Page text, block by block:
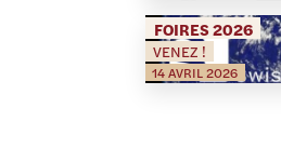
FOIRES 2026
VENEZ !
14 AVRIL 2026